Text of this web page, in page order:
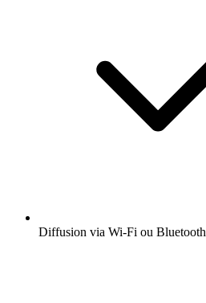
Diffusion via Wi-Fi ou Bluetooth